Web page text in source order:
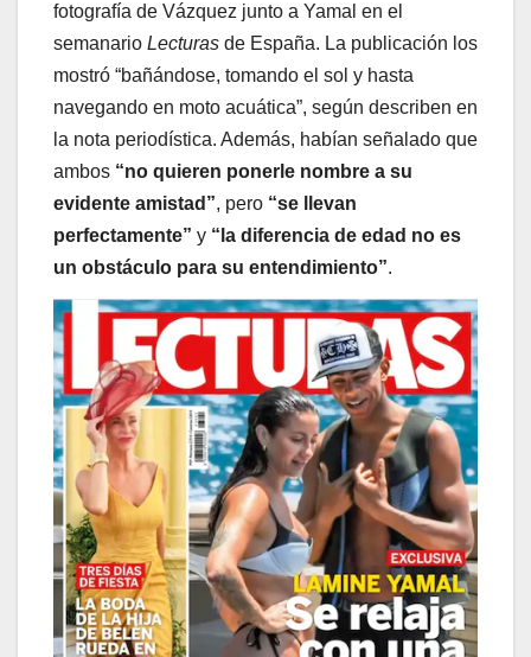
fotografía de Vázquez junto a Yamal en el
semanario Lecturas de España. La publicación los
mostró “bañándose, tomando el sol y hasta
navegando en moto acuática”, según describen en
la nota periodística. Además, habían señalado que
ambos “no quieren ponerle nombre a su
evidente amistad”, pero “se llevan
perfectamente” y “la diferencia de edad no es
un obstáculo para su entendimiento”.